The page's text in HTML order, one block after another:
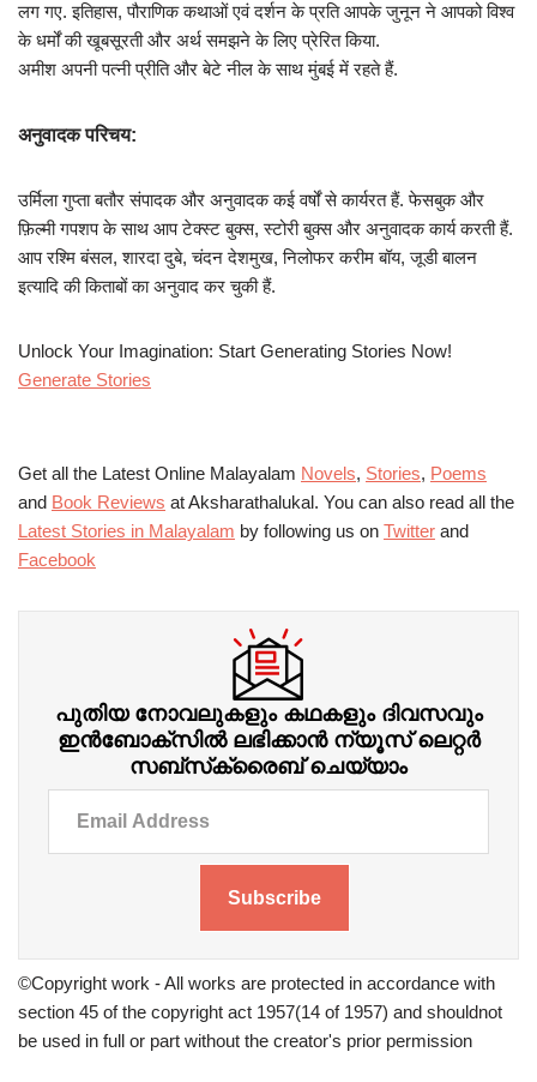
लग गए. इतिहास, पौराणिक कथाओं एवं दर्शन के प्रति आपके जुनून ने आपको विश्व
के धर्मों की खूबसूरती और अर्थ समझने के लिए प्रेरित किया.
अमीश अपनी पत्नी प्रीति और बेटे नील के साथ मुंबई में रहते हैं.
अनुवादक परिचय:
उर्मिला गुप्ता बतौर संपादक और अनुवादक कई वर्षों से कार्यरत हैं. फेसबुक और
फ़िल्मी गपशप के साथ आप टेक्स्ट बुक्स, स्टोरी बुक्स और अनुवादक कार्य करती हैं.
आप रश्मि बंसल, शारदा दुबे, चंदन देशमुख, निलोफर करीम बॉय, जूडी बालन
इत्यादि की किताबों का अनुवाद कर चुकी हैं.
Unlock Your Imagination: Start Generating Stories Now!
Generate Stories
Get all the Latest Online Malayalam Novels, Stories, Poems
and Book Reviews at Aksharathalukal. You can also read all the
Latest Stories in Malayalam by following us on Twitter and
Facebook
പുതിയ നോവലുകളും കഥകളും ദിവസവും
ഇന്‍ബോക്‌സില്‍ ലഭിക്കാന്‍ ന്യൂസ് ലെറ്റർ
സബ്‌സ്‌ക്രൈബ് ചെയ്യാം
Subscribe
©Copyright work - All works are protected in accordance with
section 45 of the copyright act 1957(14 of 1957) and shouldnot
be used in full or part without the creator's prior permission